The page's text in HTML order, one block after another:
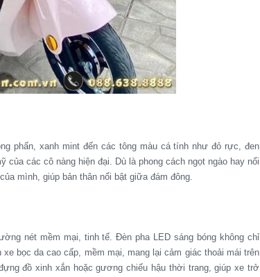
phấn, xanh mint đến các tông màu cá tính như đỏ rực, đen
các cô nàng hiện đại. Dù là phong cách ngọt ngào hay nổi
mình, giúp bản thân nổi bật giữa đám đông.
nét mềm mại, tinh tế. Đèn pha LED sáng bóng không chỉ
bọc da cao cấp, mềm mại, mang lại cảm giác thoải mái trên
đồ xinh xắn hoặc gương chiếu hậu thời trang, giúp xe trở